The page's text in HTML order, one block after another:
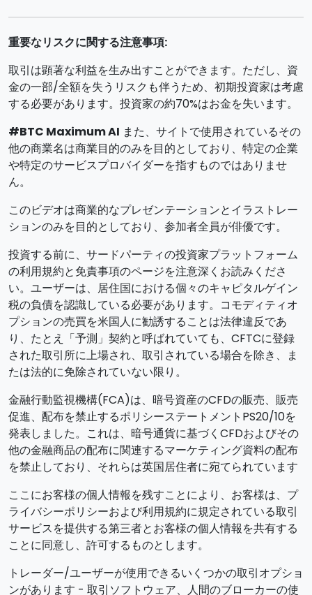
重要なリスクに関する注意事項:
取引は顕著な利益を生み出すことができます。ただし、資
金の一部/全額を失うリスクも伴うため、初期投資家は考慮
する必要があります。投資家の約70%はお金を失います。
#BTC Maximum AI また、サイトで使用されているその
他の商業名は商業目的のみを目的としており、特定の企業
や特定のサービスプロバイダーを指すものではありませ
ん。
このビデオは商業的なプレゼンテーションとイラストレー
ションのみを目的としており、参加者全員が俳優です。
投資する前に、サードパーティの投資家プラットフォーム
の利用規約と免責事項のページを注意深くお読みくださ
い。ユーザーは、居住国における個々のキャピタルゲイン
税の負債を認識している必要があります。コモディティオ
プションの売買を米国人に勧誘することは法律違反であ
り、たとえ「予測」契約と呼ばれていても、CFTCに登録
された取引所に上場され、取引されている場合を除き、ま
たは法的に免除されていない限り。
金融行動監視機構(FCA)は、暗号資産のCFDの販売、販売
促進、配布を禁止するポリシーステートメントPS20/10を
発表しました。これは、暗号通貨に基づくCFDおよびその
他の金融商品の配布に関連するマーケティング資料の配布
を禁止しており、それらは英国居住者に宛てられています
ここにお客様の個人情報を残すことにより、お客様は、プ
ライバシーポリシーおよび利用規約に規定されている取引
サービスを提供する第三者とお客様の個人情報を共有する
ことに同意し、許可するものとします。
トレーダー/ユーザーが使用できるいくつかの取引オプショ
ンがあります - 取引ソフトウェア、人間のブローカーの使